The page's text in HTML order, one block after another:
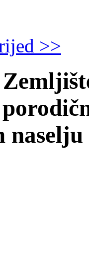
>>
naselju